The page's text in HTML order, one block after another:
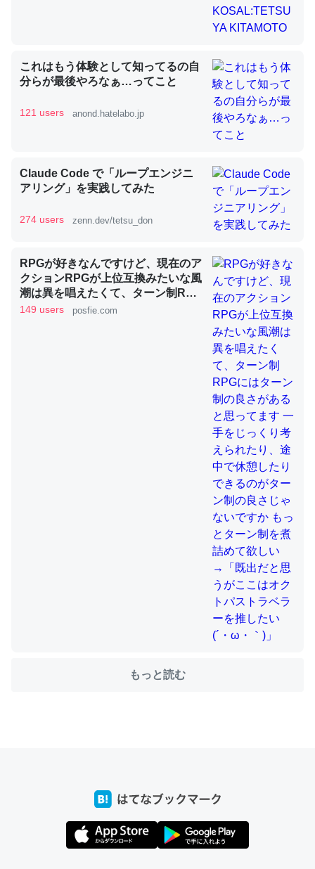
─ニュース :: 【研究発表】昆虫学の大問題＝「昆虫はなぜ海にいな
論文では「淡水はカルシウムも酸素も不足してて両方に不
利だから両方が拮抗してるのでは」とあって面白い。海に
ずキチンを強化してる筈だが、酵素が違うのか？
─ニュース :: 【研究発表】昆虫学の大問題＝「昆虫はなぜ海にいな
いのか」に関する新仮説
これを元に考えるとカルシウムを大量に使う脊椎動物と貝
類は苦労してるんだな…。腹足類だと殻を無くしてナメク
─ニュース :: 【研究発表】昆虫学の大問題＝「昆虫はなぜ海にいな
ウチもEchoを実家に置いて４年。でたまに覗いてる。ぼ
ちぼちRingも置こうかと画策中。あと、Googleマップで
位置情報を共有してる。電池残量や充電中かが分かるので
─たまにLINEするくらいだった遠方の父67歳と僕。ITツール導入で
コミュニケーションが劇的に変化した｜tayorini by LIFULL介護
ちょうど同じ理由でEcho Show 8を設定中でした。Prime
とかSpotifyを支払う孝行もできる。一生で親と会える残
それを実質100倍以上に伸ばす効果があるはず……
たいなのでネット環境作ったけどAlexaしか使わないので
回線代ほとんどかからないですよ。参考：
https://toyoshi.hatenablog.com/entry/2019/05/15/1805
これはもう体験として知ってるの自
分らが最後やろなぁ…ってこと
121 users anond.hatelabo.jp
Claude Code で「ループエンジニ
アリング」を実践してみた
274 users zenn.dev/tetsu_don
RPGが好きなんですけど、現在のア
クションRPGが上位互換みたいな風
潮は異を唱えたくて、ターン制RPG
にはターン制の良さがあると思って
149 users posfie.com
もっと読む